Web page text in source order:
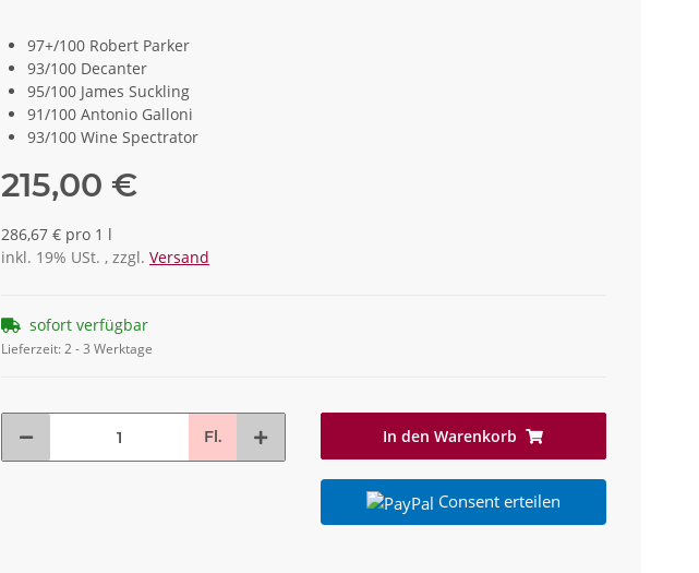
97+/100 Robert Parker
93/100 Decanter
95/100 James Suckling
91/100 Antonio Galloni
93/100 Wine Spectrator
215,00 €
286,67 € pro 1 l
inkl. 19% USt. , zzgl. Versand
sofort verfügbar
Lieferzeit:2 - 3 Werktage
Fl. In den Warenkorb
Consent erteilen